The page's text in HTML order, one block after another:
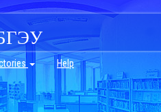
Help